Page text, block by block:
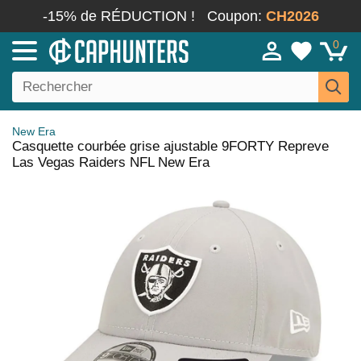
-15% de RÉDUCTION ! Coupon: CH2026
0
New Era
Casquette courbée grise ajustable 9FORTY Repreve
Las Vegas Raiders NFL New Era